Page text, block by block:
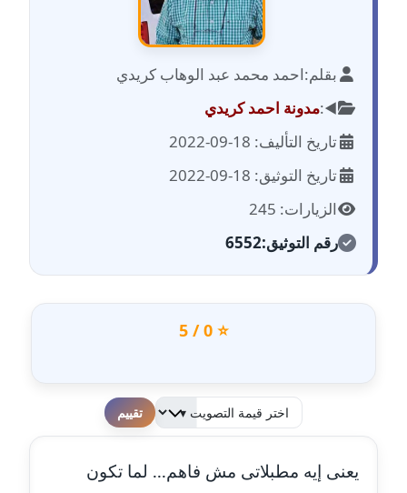
مدونة أحمد الجمال
عاملة
مدونة احمد الحسيني
عاملة
مدونة احمد زكريا
مدونة أحمد زيدان
مدونة أحمد سيد
عاملة
مدونة أحمد عبد الفتاح
عاملة
مدونة احمد كريدي
بقلم:احمد محمد عبد الوهاب كريدي
◀️:مدونة احمد كريدي
تاريخ التأليف: 18-09-2022
تاريخ التوثيق: 18-09-2022
الزيارات: 245
رقم التوثيق:6552
⭐ 0 / 5
لطفا قم بالتقييم
يعنى إيه مطبلاتى مش فاهم... لما تكون